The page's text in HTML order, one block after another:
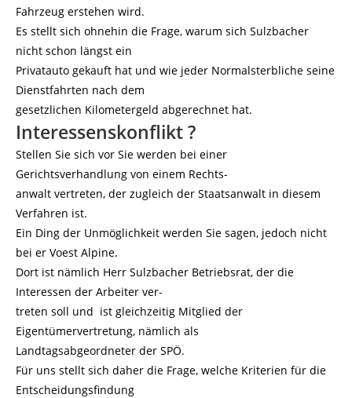
Fahrzeug erstehen wird.
Es stellt sich ohnehin die Frage, warum sich Sulzbacher
nicht schon längst ein
Privatauto gekauft hat und wie jeder Normalsterbliche seine
Dienstfahrten nach dem
gesetzlichen Kilometergeld abgerechnet hat.
Interessenskonflikt ?
Stellen Sie sich vor Sie werden bei einer
Gerichtsverhandlung von einem Rechts-
anwalt vertreten, der zugleich der Staatsanwalt in diesem
Verfahren ist.
Ein Ding der Unmöglichkeit werden Sie sagen, jedoch nicht
bei er Voest Alpine.
Dort ist nämlich Herr Sulzbacher Betriebsrat, der die
Interessen der Arbeiter ver-
treten soll und ist gleichzeitig Mitglied der
Eigentümervertretung, nämlich als
Landtagsabgeordneter der SPÖ.
Für uns stellt sich daher die Frage, welche Kriterien für die
Entscheidungsfindung